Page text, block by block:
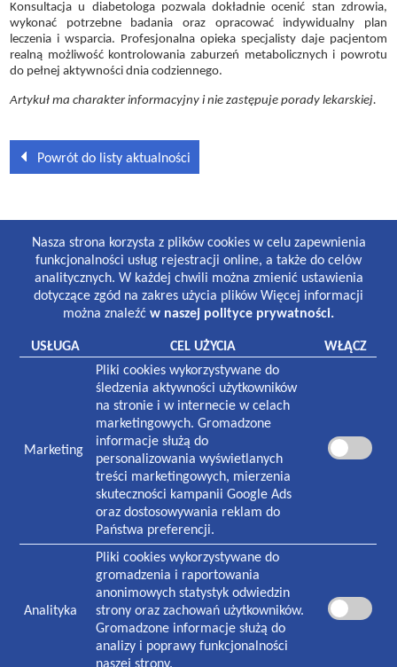
Konsultacja u diabetologa pozwala dokładnie ocenić stan zdrowia,
wykonać potrzebne badania oraz opracować indywidualny plan
leczenia i wsparcia. Profesjonalna opieka specjalisty daje pacjentom
realną możliwość kontrolowania zaburzeń metabolicznych i powrotu
do pełnej aktywności dnia codziennego.
Artykuł ma charakter informacyjny i nie zastępuje porady lekarskiej.
Powrót do listy aktualności
Lekarze i gabinety stomatologiczne:
8:30-19:00 poniedziałek-piątek
8:30-13:00 sobota
Laboratorium:
7:00-16:00 poniedziałek-piątek
8:30-12:30 sobota
Pracownia rentgenowska:
8:00-18:30 poniedziałek-piątek
8:30-13:00 sobota
NASZA PLACÓWKA
Plac Zwycięstwa 1
70-233 Szczecin
Czynna w godzinach:
7:30-19:00 poniedziałek-piątek
8:30-13:00 sobota
KONTAKT
Informacja i rejestracja ogólna
91 434 73 06
Nasza strona korzysta z plików cookies w celu zapewnienia
funkcjonalności usług rejestracji online, a także do celów
analitycznych. W każdej chwili można zmienić ustawienia
dotyczące zgód na zakres użycia plików Więcej informacji
można znaleźć w naszej polityce prywatności.
USŁUGA CEL UŻYCIA WŁĄCZ
Marketing
Pliki cookies wykorzystywane do
śledzenia aktywności użytkowników
na stronie i w internecie w celach
marketingowych. Gromadzone
informacje służą do
personalizowania wyświetlanych
treści marketingowych, mierzenia
skuteczności kampanii Google Ads
oraz dostosowywania reklam do
Państwa preferencji.
Analityka
Pliki cookies wykorzystywane do
gromadzenia i raportowania
anonimowych statystyk odwiedzin
strony oraz zachowań użytkowników.
Gromadzone informacje służą do
analizy i poprawy funkcjonalności